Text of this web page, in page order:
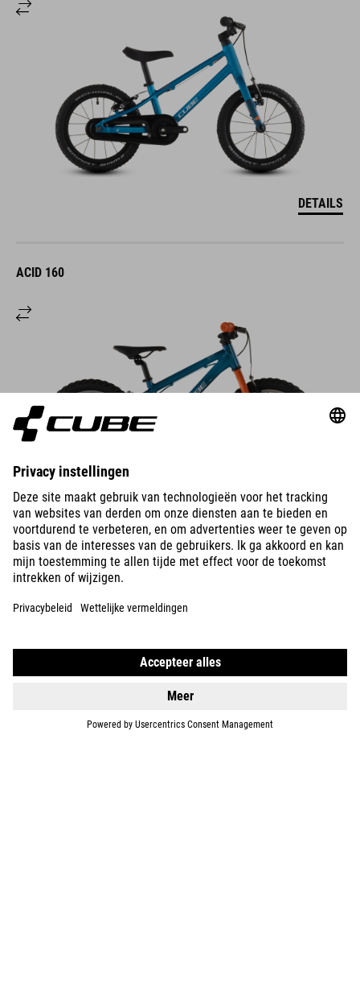
DETAILS
ACID 160
DETAILS
ACID 160
BGN